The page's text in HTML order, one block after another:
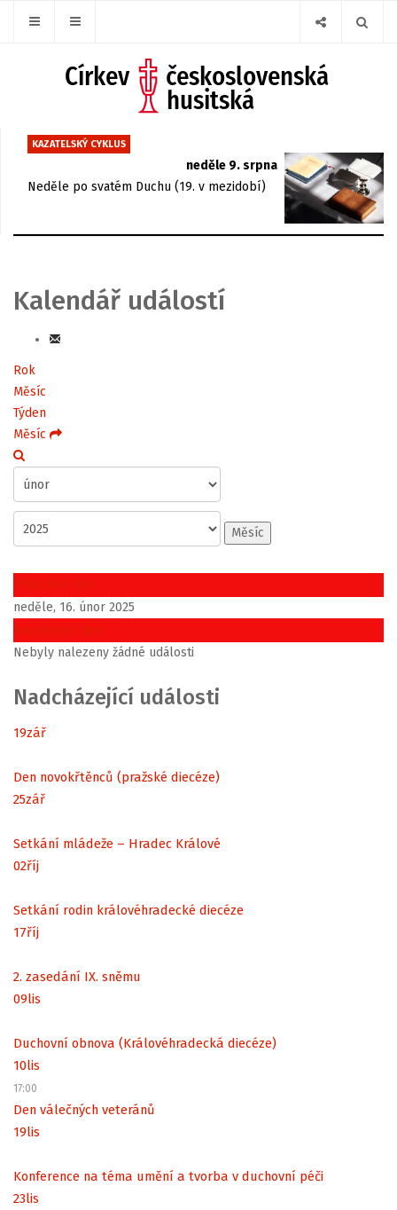
KAZATELSKÝ CYKLUS
neděle 9. srpna
Neděle po svatém Duchu (19. v mezidobí)
Kalendář událostí
Rok
Měsíc
Týden
Měsíc
Měsíc
Předchozí den
neděle, 16. únor 2025
Následující den
Nebyly nalezeny žádné události
Nadcházející události
19zář
Den novokřtěnců (pražské diecéze)
25zář
Setkání mládeže – Hradec Králové
02říj
Setkání rodin královéhradecké diecéze
17říj
2. zasedání IX. sněmu
09lis
Duchovní obnova (Královéhradecká diecéze)
10lis
17:00
Den válečných veteránů
19lis
Konference na téma umění a tvorba v duchovní péči
23lis